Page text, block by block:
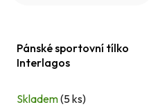
Pánské sportovní tílko
Interlagos
Skladem(5 ks)